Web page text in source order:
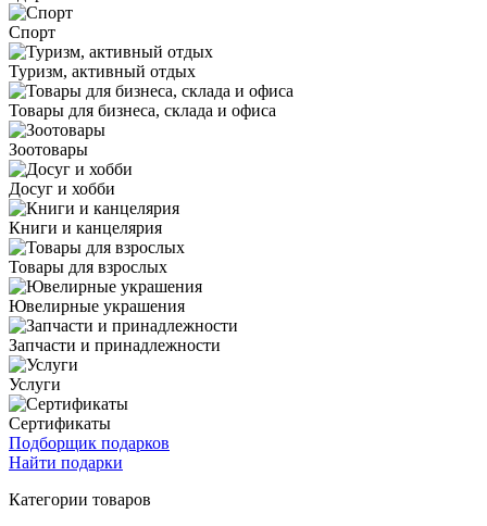
Спорт
Туризм, активный отдых
Товары для бизнеса, склада и офиса
Зоотовары
Досуг и хобби
Книги и канцелярия
Товары для взрослых
Ювелирные украшения
Запчасти и принадлежности
Услуги
Сертификаты
Подборщик подарков
Найти подарки
Категории товаров